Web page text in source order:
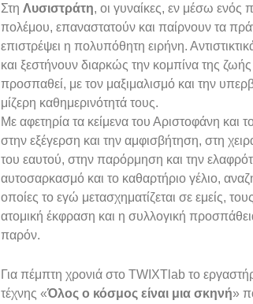
Στη Λυσιστράτη, οι γυναίκες, εν μέσω ενός
πολέμου, επαναστατούν και παίρνουν τα
επιστρέψει η πολυπόθητη ειρήνη.
και ξεστήνουν διαρκώς την κομπίνα της
προσπαθεί, με τον μαξιμαλισμό και την
μίζερη καθημερινότητά τους.
Με αφετηρία τα κείμενα του Αριστοφάνη και
στην εξέγερση και την αμφισβήτηση, στη
του εαυτού, στην παρόρμηση και την
αυτοσαρκασμό και το καθαρτήριο γέλιο,
οποίες το εγώ μετασχηματίζεται σε εμείς,
ατομική έκφραση και η συλλογική
παρόν.
Για πέμπτη χρονιά στο TWIXTlab το
τέχνης «Όλος ο κόσμος είναι μια σκηνή»